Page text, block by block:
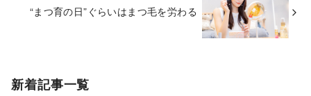
“まつ育の日”ぐらいはまつ毛を労わる
新着記事一覧